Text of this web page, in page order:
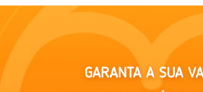
GARANTA A SUA